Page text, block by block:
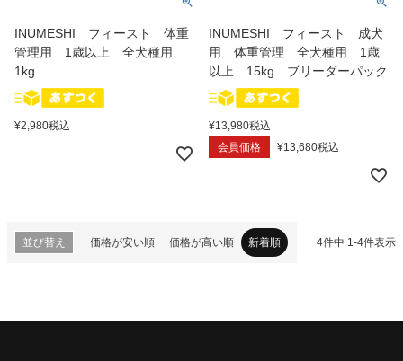
INUMESHI フィースト 体重
管理用 1歳以上 全犬種用
1kg
¥2,980税込
INUMESHI フィースト 成犬
用 体重管理 全犬種用 1歳
以上 15kg ブリーダーパック
¥13,980税込
会員価格
¥13,680税込
並び替え 価格が安い順 価格が高い順 新着順 4件中 1-4件表示